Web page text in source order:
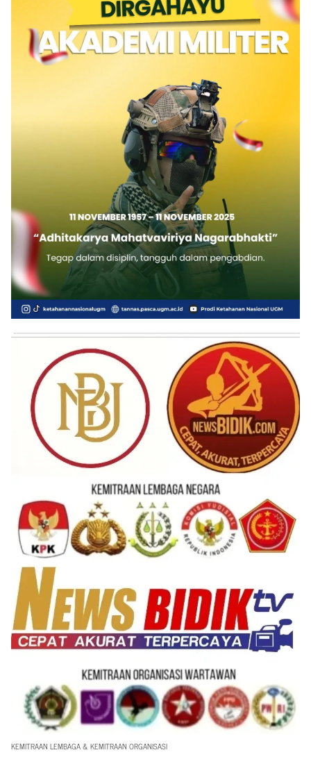
KEMITRAAN LEMBAGA & KEMITRAAN ORGANISASI